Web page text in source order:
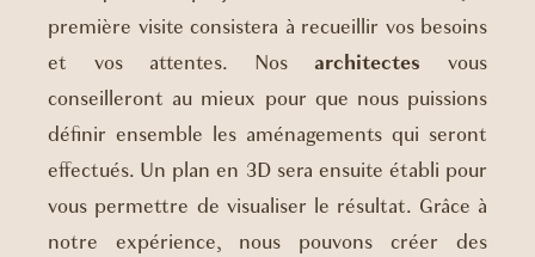
première visite consistera à recueillir vos besoins
et vos attentes. Nos architectes vous
conseilleront au mieux pour que nous puissions
définir ensemble les aménagements qui seront
effectués. Un plan en 3D sera ensuite établi pour
vous permettre de visualiser le résultat. Grâce à
notre expérience, nous pouvons créer des